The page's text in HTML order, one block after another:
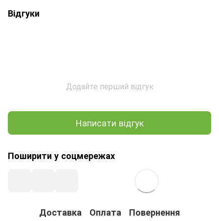
Відгуки
Додайте перший відгук
Написати відгук
Поширити у соцмережах
Доставка Оплата Повернення